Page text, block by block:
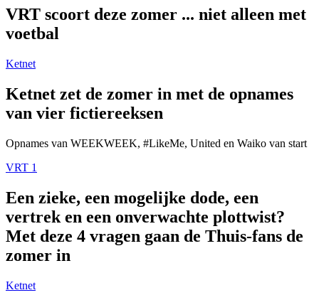
VRT scoort deze zomer ... niet alleen met
voetbal
Ketnet
Ketnet zet de zomer in met de opnames
van vier fictiereeksen
Opnames van WEEKWEEK, #LikeMe, United en Waiko van start
VRT 1
Een zieke, een mogelijke dode, een
vertrek en een onverwachte plottwist?
Met deze 4 vragen gaan de Thuis-fans de
zomer in
Ketnet